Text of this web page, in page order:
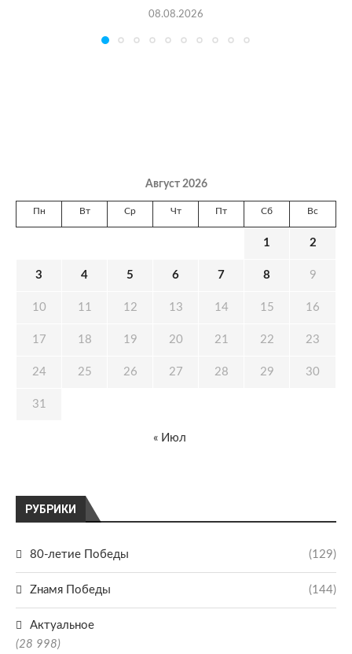
08.08.2026
РУБРИКИ
80-летие Победы (129)
Zнамя Победы (144)
Актуальное
(28 998)
Август 2026
Пн Вт Ср Чт Пт Сб Вс
1 2
3 4 5 6 7 8 9
10 11 12 13 14 15 16
17 18 19 20 21 22 23
24 25 26 27 28 29 30
31
« Июл